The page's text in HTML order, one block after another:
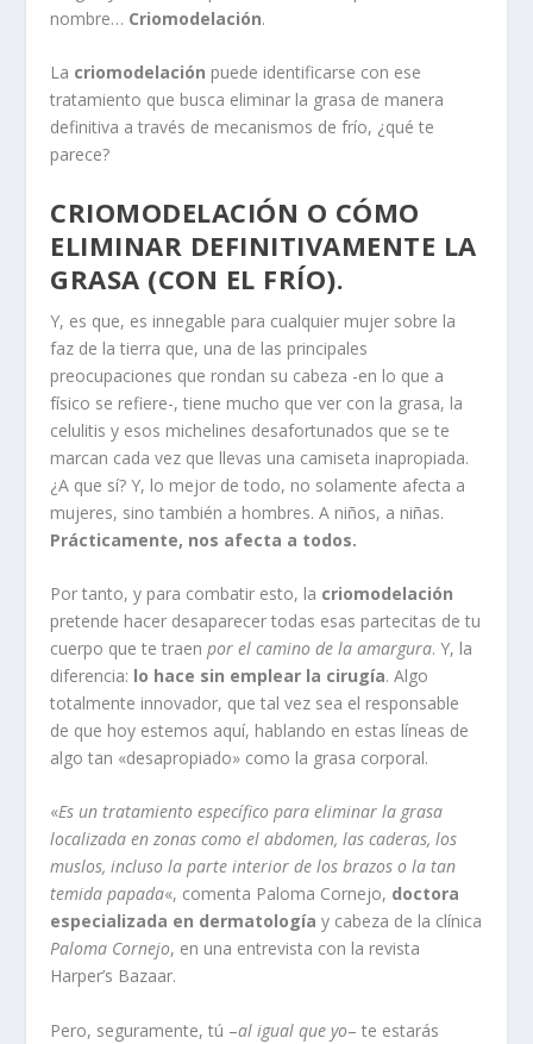
nombre… Criomodelación.
La criomodelación puede identificarse con ese
tratamiento que busca eliminar la grasa de manera
definitiva a través de mecanismos de frío, ¿qué te
parece?
CRIOMODELACIÓN O CÓMO
ELIMINAR DEFINITIVAMENTE LA
GRASA (CON EL FRÍO).
Y, es que, es innegable para cualquier mujer sobre la
faz de la tierra que, una de las principales
preocupaciones que rondan su cabeza -en lo que a
físico se refiere-, tiene mucho que ver con la grasa, la
celulitis y esos michelines desafortunados que se te
marcan cada vez que llevas una camiseta inapropiada.
¿A que sí? Y, lo mejor de todo, no solamente afecta a
mujeres, sino también a hombres. A niños, a niñas.
Prácticamente, nos afecta a todos.
Por tanto, y para combatir esto, la criomodelación
pretende hacer desaparecer todas esas partecitas de tu
cuerpo que te traenpor el camino de la amargura. Y, la
diferencia: lo hace sin emplear la cirugía. Algo
totalmente innovador, que tal vez sea el responsable
de que hoy estemos aquí, hablando en estas líneas de
algo tan «desapropiado» como la grasa corporal.
«Es un tratamiento específico para eliminar la grasa
localizada en zonas como el abdomen, las caderas, los
muslos, incluso la parte interior de los brazos o la tan
temida papada«, comenta Paloma Cornejo, doctora
especializada en dermatología y cabeza de la clínica
Paloma Cornejo, en una entrevista con la revista
Harper’s Bazaar.
Pero, seguramente, tú –al igual que yo– te estarás